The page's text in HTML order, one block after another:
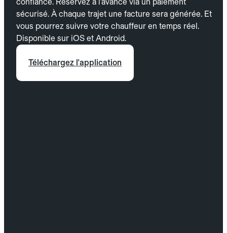
sécurisé. À chaque trajet une facture sera générée. Et
vous pourrez suivre votre chauffeur en temps réel.
Disponible sur iOS et Android.
Téléchargez l'application